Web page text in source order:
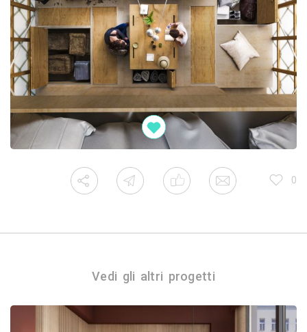
0
Vedi gli altri progetti